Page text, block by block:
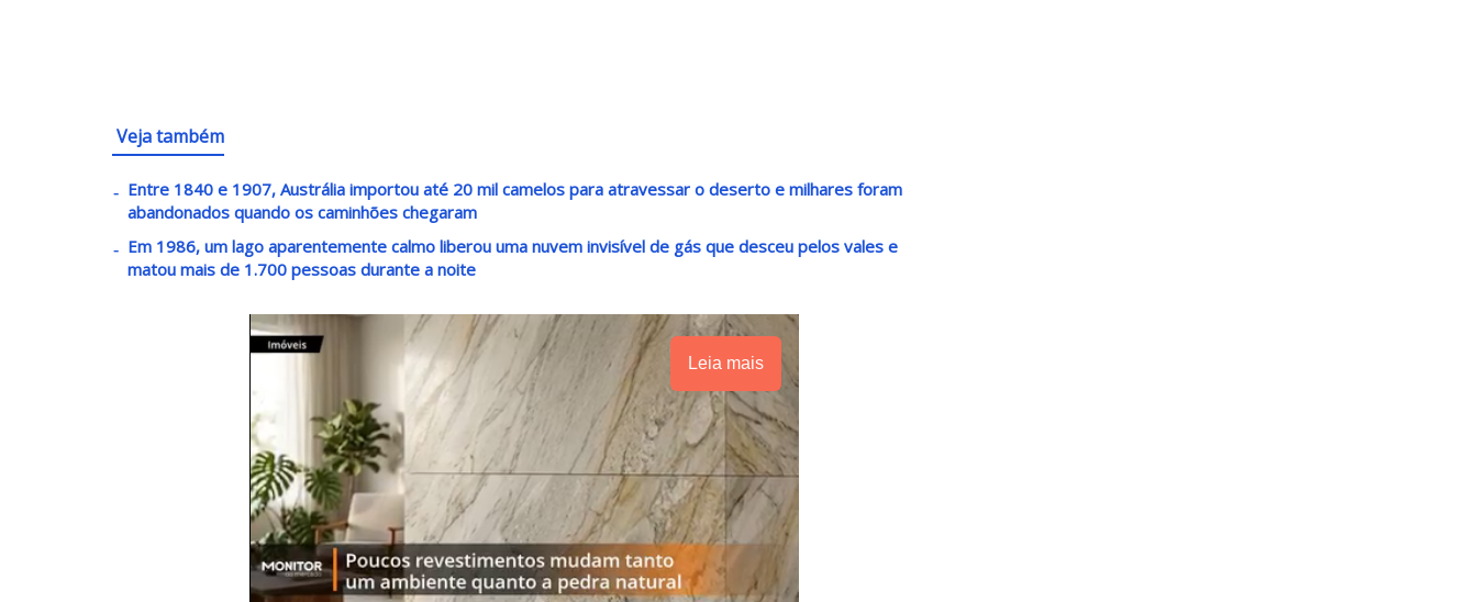
Veja também
Entre 1840 e 1907, Austrália importou até 20 mil camelos para atravessar o deserto e milhares foram
abandonados quando os caminhões chegaram
Em 1986, um lago aparentemente calmo liberou uma nuvem invisível de gás que desceu pelos vales e
matou mais de 1.700 pessoas durante a noite
Leia mais